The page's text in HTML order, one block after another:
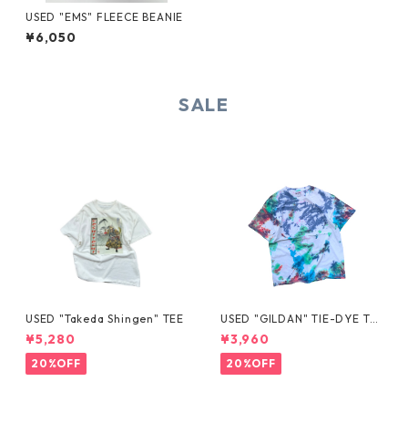
USED "EMS" FLEECE BEANIE
¥6,050
SALE
USED "Takeda Shingen" TEE
¥5,280
20%OFF
USED "GILDAN" TIE-DYE TE
E
¥3,960
20%OFF